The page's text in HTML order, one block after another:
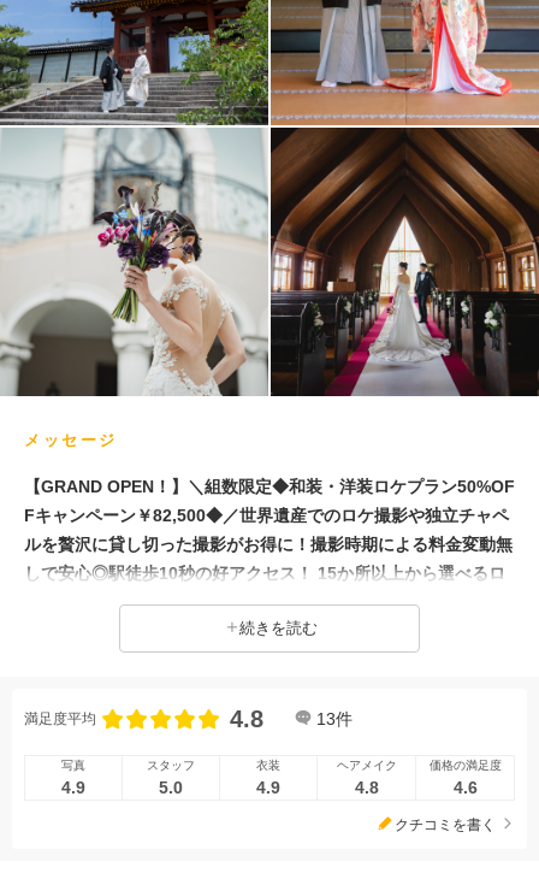
世界遺産での撮影 チャペルでの撮影
フォト＋会食 結婚式場での撮影
豊富なドレス 挙式フォト
豊富なカラードレス
神社・寺院での撮影
夜景での撮影 マタニティフォト
メッセージ
【GRAND OPEN！】＼組数限定◆和装・洋装ロケプラン50%OF
Fキャンペーン￥82,500◆／世界遺産でのロケ撮影や独立チャペ
ルを贅沢に貸し切った撮影がお得に！撮影時期による料金変動無
しで安心◎駅徒歩10秒の好アクセス！ 15か所以上から選べるロ
ケーションで、京都の美しい四季にふれる和装撮影も。 約80着
の衣裳から特別な1着をお選びいただけます。 専属のフォトグラ
続きを読む
満足度平均 4.8 13件
写真
4.9
スタッフ
5.0
衣装
4.9
ヘアメイク
4.8
価格の満足度
4.6
クチコミを書く